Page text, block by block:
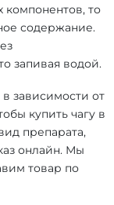
компонентов, то
содержание.
запивая водой.
зависимости от
купить чагу в
препарата,
онлайн. Мы
товар по